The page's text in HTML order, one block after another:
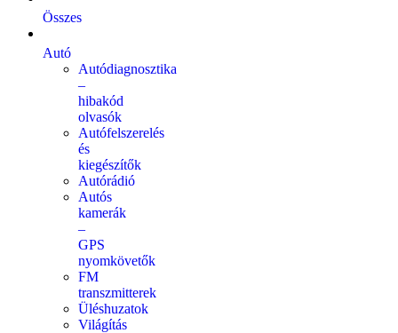
Összes
Autó
Autódiagnosztika
–
hibakód
olvasók
Autófelszerelés
és
kiegészítők
Autórádió
Autós
kamerák
–
GPS
nyomkövetők
FM
transzmitterek
Üléshuzatok
Világítás